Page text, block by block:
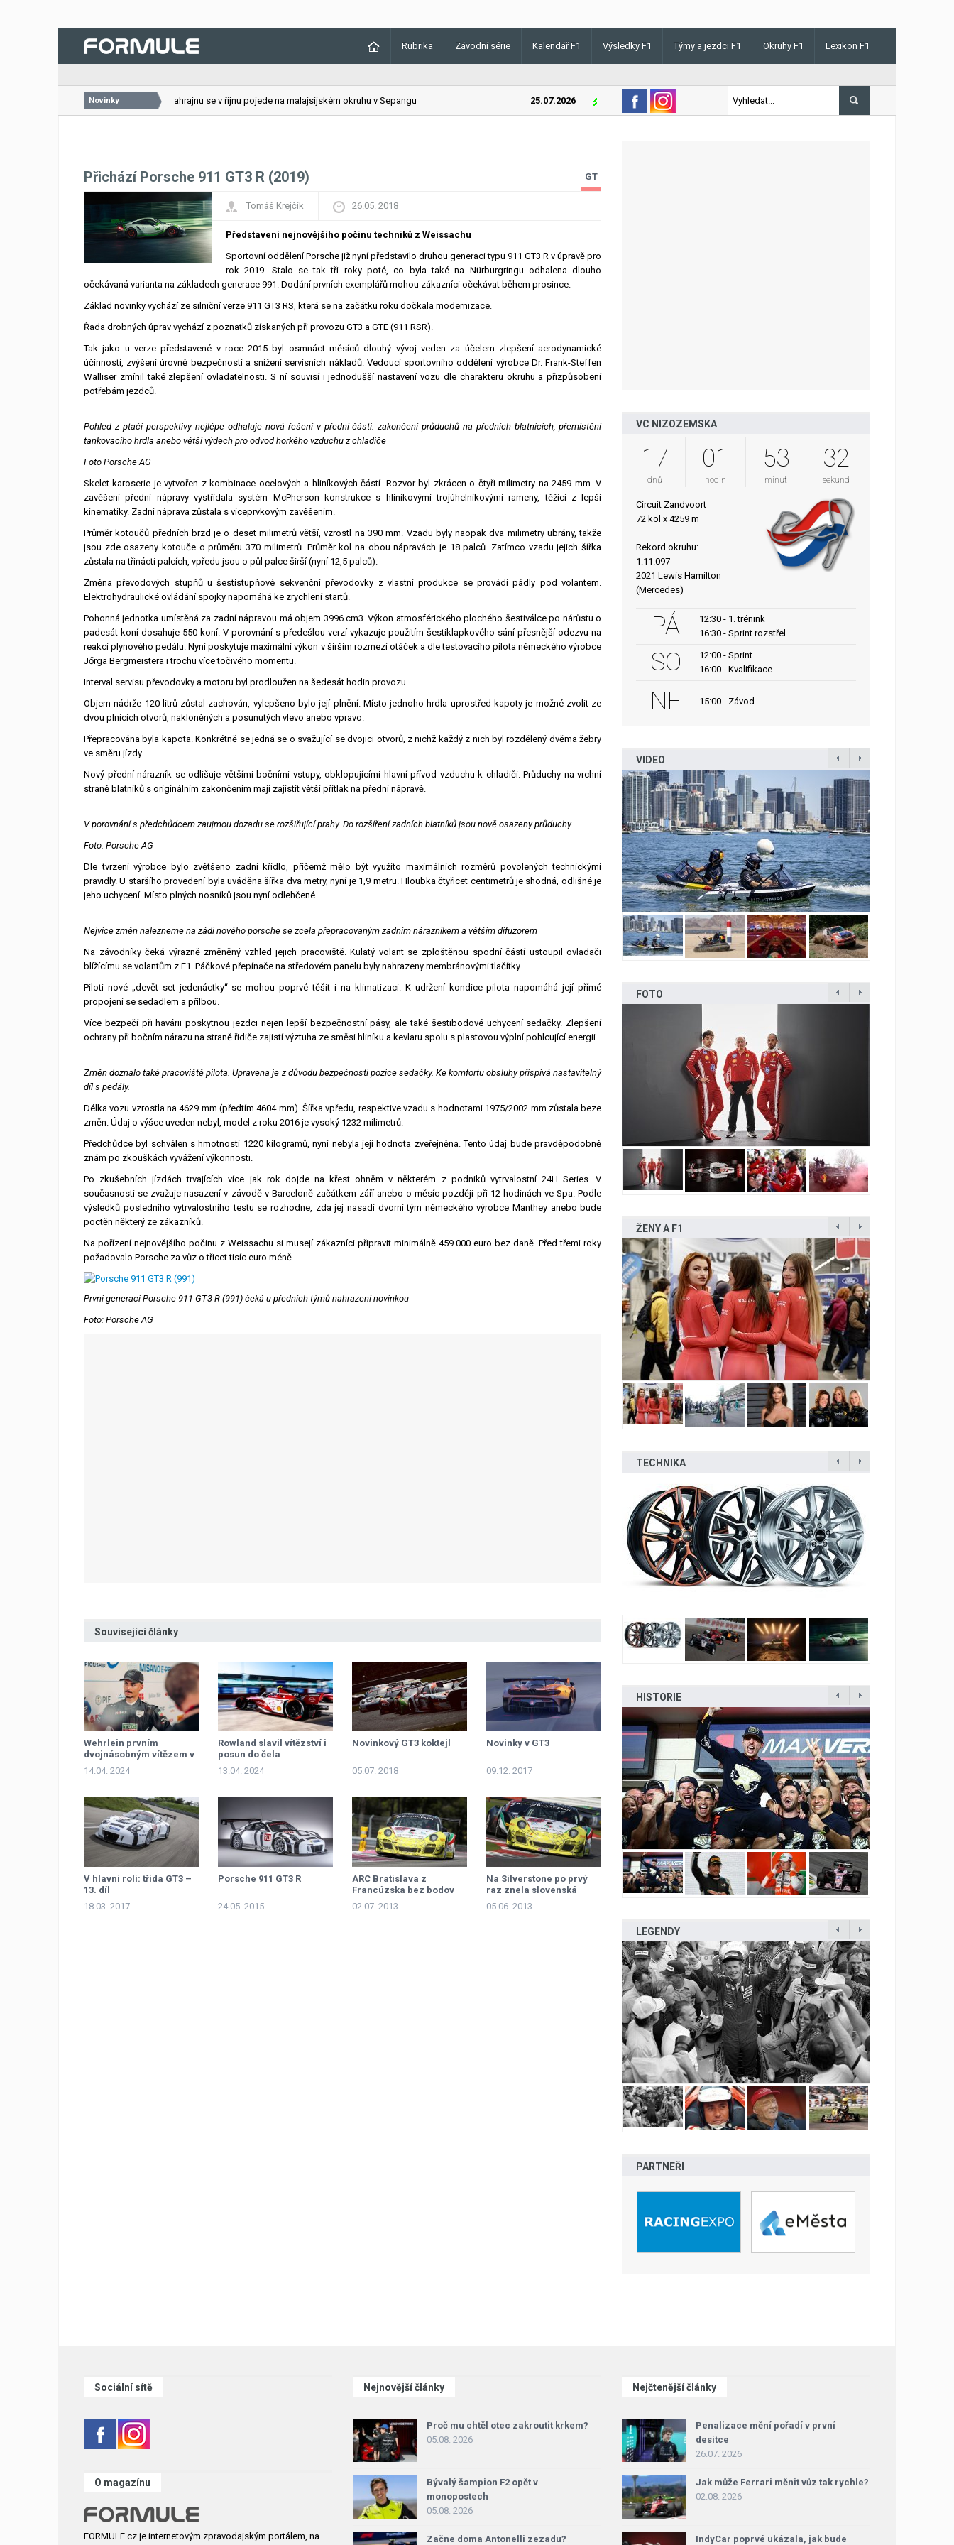
Rubrika Závodní série Kalendář F1 Výsledky F1 Týmy a jezdci F1 Okruhy F1 Lexikon F1
Novinky
26.07.2026 VC Bahrajnu se v říjnu pojede na malajsijském okruhu v Sepangu 25.07.2026 Lando Norris v Maďarsku letos poprvé vyhrál kvalifikaci
Přichází Porsche 911 GT3 R (2019) GT
Tomáš Krejčík 26.05. 2018
Představení nejnovějšího počinu techniků z Weissachu
Sportovní oddělení Porsche již nyní představilo druhou generaci typu 911 GT3 R v úpravě pro
rok 2019. Stalo se tak tři roky poté, co byla také na Nürburgringu odhalena dlouho
očekávaná varianta na základech generace 991. Dodání prvních exemplářů mohou zákazníci očekávat během prosince.
Základ novinky vychází ze silniční verze 911 GT3 RS, která se na začátku roku dočkala modernizace.
Řada drobných úprav vychází z poznatků získaných při provozu GT3 a GTE (911 RSR).
Tak jako u verze představené v roce 2015 byl osmnáct měsíců dlouhý vývoj veden za účelem zlepšení aerodynamické
účinnosti, zvýšení úrovně bezpečnosti a snížení servisních nákladů. Vedoucí sportovního oddělení výrobce Dr. Frank-Steffen
Walliser zmínil také zlepšení ovladatelnosti. S ní souvisí i jednodušší nastavení vozu dle charakteru okruhu a přizpůsobení
potřebám jezdců.
Pohled z ptačí perspektivy nejlépe odhaluje nová řešení v přední části: zakončení průduchů na předních blatnících, přemístění
tankovacího hrdla anebo větší výdech pro odvod horkého vzduchu z chladiče
Foto Porsche AG
Skelet karoserie je vytvořen z kombinace ocelových a hliníkových částí. Rozvor byl zkrácen o čtyři milimetry na 2459 mm. V
zavěšení přední nápravy vystřídala systém McPherson konstrukce s hliníkovými trojúhelníkovými rameny, těžící z lepší
kinematiky. Zadní náprava zůstala s víceprvkovým zavěšením.
Průměr kotoučů předních brzd je o deset milimetrů větší, vzrostl na 390 mm. Vzadu byly naopak dva milimetry ubrány, takže
jsou zde osazeny kotouče o průměru 370 milimetrů. Průměr kol na obou nápravách je 18 palců. Zatímco vzadu jejich šířka
zůstala na třinácti palcích, vpředu jsou o půl palce širší (nyní 12,5 palců).
Změna převodových stupňů u šestistupňové sekvenční převodovky z vlastní produkce se provádí pádly pod volantem.
Elektrohydraulické ovládání spojky napomáhá ke zrychlení startů.
Pohonná jednotka umístěná za zadní nápravou má objem 3996 cm3. Výkon atmosférického plochého šestiválce po nárůstu o
padesát koní dosahuje 550 koní. V porovnání s předešlou verzí vykazuje použitím šestiklapkového sání přesnější odezvu na
reakci plynového pedálu. Nyní poskytuje maximální výkon v širším rozmezí otáček a dle testovacího pilota německého výrobce
Jőrga Bergmeistera i trochu více točivého momentu.
Interval servisu převodovky a motoru byl prodloužen na šedesát hodin provozu.
Objem nádrže 120 litrů zůstal zachován, vylepšeno bylo její plnění. Místo jednoho hrdla uprostřed kapoty je možné zvolit ze
dvou plnících otvorů, nakloněných a posunutých vlevo anebo vpravo.
Přepracována byla kapota. Konkrétně se jedná se o svažující se dvojici otvorů, z nichž každý z nich byl rozdělený dvěma žebry
ve směru jízdy.
Nový přední nárazník se odlišuje většími bočními vstupy, obklopujícími hlavní přívod vzduchu k chladiči. Průduchy na vrchní
straně blatníků s originálním zakončením mají zajistit větší přítlak na přední nápravě.
V porovnání s předchůdcem zaujmou dozadu se rozšiřující prahy. Do rozšíření zadních blatníků jsou nově osazeny průduchy.
Foto: Porsche AG
Dle tvrzení výrobce bylo zvětšeno zadní křídlo, přičemž mělo být využito maximálních rozměrů povolených technickými
pravidly. U staršího provedení byla uváděna šířka dva metry, nyní je 1,9 metru. Hloubka čtyřicet centimetrů je shodná, odlišné je
jeho uchycení. Místo plných nosníků jsou nyní odlehčené.
Nejvíce změn nalezneme na zádi nového porsche se zcela přepracovaným zadním nárazníkem a větším difuzorem
Na závodníky čeká výrazně změněný vzhled jejich pracoviště. Kulatý volant se zploštěnou spodní částí ustoupil ovladači
blížícímu se volantům z F1. Páčkové přepínače na středovém panelu byly nahrazeny membránovými tlačítky.
Piloti nové „devět set jedenáctky“ se mohou poprvé těšit i na klimatizaci. K udržení kondice pilota napomáhá její přímé
propojení se sedadlem a přilbou.
Více bezpečí při havárii poskytnou jezdci nejen lepší bezpečnostní pásy, ale také šestibodové uchycení sedačky. Zlepšení
ochrany při bočním nárazu na straně řidiče zajistí výztuha ze směsi hliníku a kevlaru spolu s plastovou výplní pohlcující energii.
Změn doznalo také pracoviště pilota. Upravena je z důvodu bezpečnosti pozice sedačky. Ke komfortu obsluhy přispívá nastavitelný
díl s pedály.
Délka vozu vzrostla na 4629 mm (předtím 4604 mm). Šířka vpředu, respektive vzadu s hodnotami 1975/2002 mm zůstala beze
změn. Údaj o výšce uveden nebyl, model z roku 2016 je vysoký 1232 milimetrů.
Předchůdce byl schválen s hmotností 1220 kilogramů, nyní nebyla její hodnota zveřejněna. Tento údaj bude pravděpodobně
znám po zkouškách vyvážení výkonnosti.
Po zkušebních jízdách trvajících více jak rok dojde na křest ohněm v některém z podniků vytrvalostní 24H Series. V
současnosti se zvažuje nasazení v závodě v Barceloně začátkem září anebo o měsíc později při 12 hodinách ve Spa. Podle
výsledků posledního vytrvalostního testu se rozhodne, zda jej nasadí dvorní tým německého výrobce Manthey anebo bude
poctěn některý ze zákazníků.
Na pořízení nejnovějšího počinu z Weissachu si musejí zákazníci připravit minimálně 459 000 euro bez daně. Před třemi roky
požadovalo Porsche za vůz o třicet tisíc euro méně.
První generaci Porsche 911 GT3 R (991) čeká u předních týmů nahrazení novinkou
Foto: Porsche AG
Související články
Wehrlein prvním
dvojnásobným vítězem v
sezoně
14.04. 2024
Rowland slavil vítězství i
posun do čela
šampionátu, Da Costa se
radoval předčasně
13.04. 2024
Novinkový GT3 koktejl
05.07. 2018
Novinky v GT3
09.12. 2017
V hlavní roli: třída GT3 –
13. díl
18.03. 2017
Porsche 911 GT3 R
24.05. 2015
ARC Bratislava z
Francúzska bez bodov
02.07. 2013
Na Silverstone po prvý
raz znela slovenská
hymna!
05.06. 2013
VC NIZOZEMSKA
17
dnů
01
hodin
53
minut
31
sekund
Circuit Zandvoort
72 kol x 4259 m
Rekord okruhu:
1:11.097
2021 Lewis Hamilton
(Mercedes)
PÁ
12:30 - 1. trénink
16:30 - Sprint rozstřel
SO
12:00 - Sprint
16:00 - Kvalifikace
NE 15:00 - Závod
VIDEO
FOTO
ŽENY A F1
TECHNIKA
HISTORIE
LEGENDY
PARTNEŘI
Sociální sítě
O magazínu
FORMULE.cz je internetovým zpravodajským portálem, na
Nejnovější články
Proč mu chtěl otec zakroutit krkem?
05.08. 2026
Bývalý šampion F2 opět v
monopostech
05.08. 2026
Začne doma Antonelli zezadu?
Nejčtenější články
Penalizace mění pořadí v první
desítce
26.07. 2026
Jak může Ferrari měnit vůz tak rychle?
02.08. 2026
IndyCar poprvé ukázala, jak bude